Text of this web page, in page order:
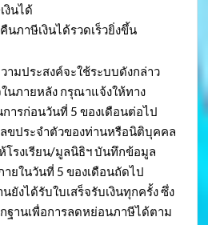
งินได้
นภาษีเงินได้รวดเร็วยิ่งขึ้น
มประสงค์จะใช้ระบบดังกล่าว
นภายหลัง กรุณาแจ้งให้ทาง
การก่อนวันที่ 5 ของเดือนต่อไป
ขประจำตัวของท่านหรือนิติบุคคล
โรงเรียน/มูลนิธิฯ บันทึกข้อมูล
ยในวันที่ 5 ของเดือนถัดไป
ยังได้รับใบเสร็จรับเงินทุกครั้ง ซึ่ง
ฐานเพื่อการลดหย่อนภาษีได้ตาม